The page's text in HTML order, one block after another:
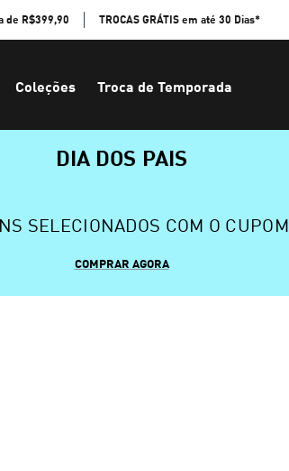
de R$399,90 TROCAS GRÁTIS em até 30 Dias*
Coleções Troca de Temporada
DIA DOS PAIS
SELECIONADOS COM O CUPOM
COMPRAR AGORA